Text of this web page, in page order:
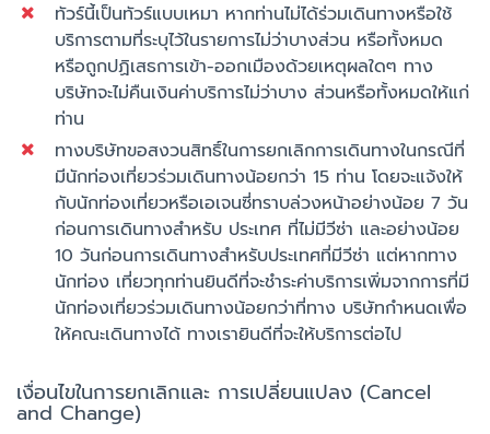
ทัวร์นี้เป็นทัวร์แบบเหมา หากท่านไม่ได้ร่วมเดินทางหรือใช้
บริการตามที่ระบุไว้ในรายการไม่ว่าบางส่วน หรือทั้งหมด
หรือถูกปฏิเสธการเข้า-ออกเมืองด้วยเหตุผลใดๆ ทาง
บริษัทจะไม่คืนเงินค่าบริการไม่ว่าบาง ส่วนหรือทั้งหมดให้แก่
ท่าน
ทางบริษัทขอสงวนสิทธิ์ในการยกเลิกการเดินทางในกรณีที่
มีนักท่องเที่ยวร่วมเดินทางน้อยกว่า 15 ท่าน โดยจะแจ้งให้
กับนักท่องเที่ยวหรือเอเจนซี่ทราบล่วงหน้าอย่างน้อย 7 วัน
ก่อนการเดินทางสำหรับ ประเทศ ที่ไม่มีวีซ่า และอย่างน้อย
10 วันก่อนการเดินทางสำหรับประเทศที่มีวีซ่า แต่หากทาง
นักท่อง เที่ยวทุกท่านยินดีที่จะชำระค่าบริการเพิ่มจากการที่มี
นักท่องเที่ยวร่วมเดินทางน้อยกว่าที่ทาง บริษัทกำหนดเพื่อ
ให้คณะเดินทางได้ ทางเรายินดีที่จะให้บริการต่อไป
เงื่อนไขในการยกเลิกและ การเปลี่ยนแปลง (Cancel
and Change)